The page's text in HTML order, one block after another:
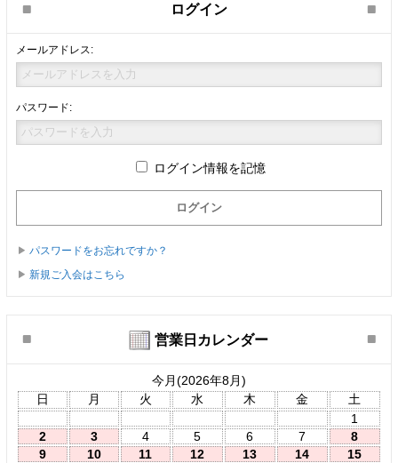
ログイン
メールアドレス:
パスワード:
ログイン情報を記憶
パスワードをお忘れですか？
新規ご入会はこちら
営業日カレンダー
今月(2026年8月)
日
月 火 水 木 金
土
1
2
3 4 5 6 7
8
9
10 11 12 13 14
15